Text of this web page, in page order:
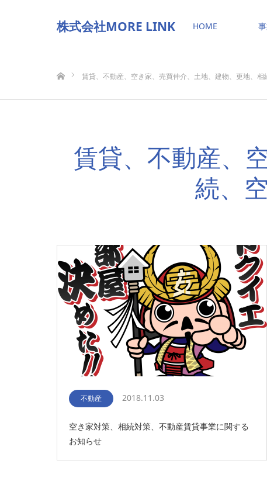
株式会社MORE LINK HOME
賃貸、不動産、空き家、売買仲介、土地、建物、更地、
賃貸、不動産、
続、
不動産 2018.11.03
空き家対策、相続対策、不動産賃貸事業に関する
お知らせ